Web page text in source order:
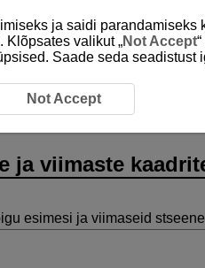
ja viimaste
esimesi ja viimaseid
ja saidi
Klõpsates valikut „Not Accept
Saade seda seadistust
Not Accept